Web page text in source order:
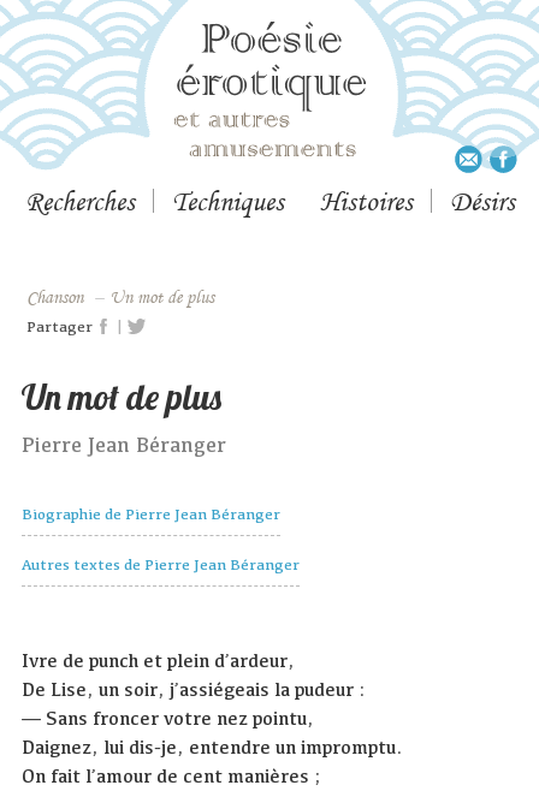
Recherches Techniques Histoires Désirs
Chanson – Un mot de plus
Partager |
Un mot de plus
Pierre Jean Béranger
Biographie de Pierre Jean Béranger
Autres textes de Pierre Jean Béranger
Ivre de punch et plein d’ardeur,
De Lise, un soir, j’assiégeais la pudeur :
— Sans froncer votre nez pointu,
Daignez, lui dis-je, entendre un impromptu.
On fait l’amour de cent manières ;